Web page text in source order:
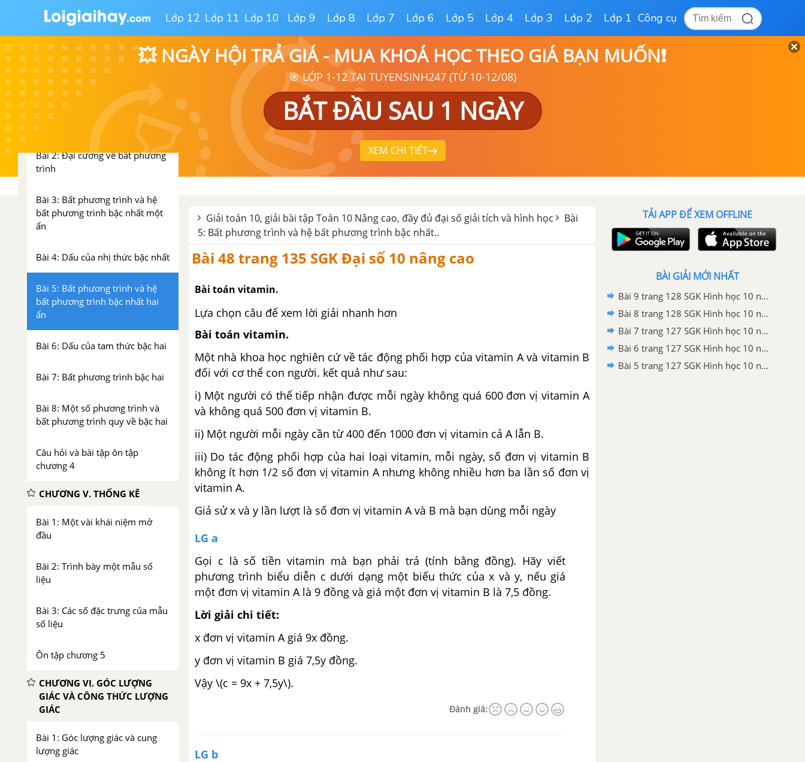
Lớp 12 Lớp 11 Lớp 10 Lớp 9 Lớp 8 Lớp 7 Lớp 6 Lớp 5 Lớp 4 Lớp 3 Lớp 2 Lớp 1 Công cụ
💥 NGÀY HỘI TRẢ GIÁ - MUA KHOÁ HỌC THEO GIÁ BẠN MUỐN❗
🎯 LỚP 1-12 TẠI TUYENSINH247 (TỪ 10-12/08)
BẮT ĐẦU SAU 1 NGÀY
XEM CHI TIẾT
Bài tập ôn tập chương 3
CHƯƠNG IV. BẤT PHƯƠNG
TRÌNH VÀ HỆ BẤT PHƯƠNG
TRÌNH
Bài 1: Bất đẳng thức và chứng
minh bất đẳng thức
Bài 2: Đại cương về bất phương
trình
Bài 3: Bất phương trình và hệ
bất phương trình bậc nhất một
ẩn
Bài 4: Dấu của nhị thức bậc nhất
Bài 5: Bất phương trình và hệ
bất phương trình bậc nhất hai
ẩn
Bài 6: Dấu của tam thức bậc hai
Bài 7: Bất phương trình bậc hai
Bài 8: Một số phương trình và
bất phương trình quy về bậc hai
Câu hỏi và bài tập ôn tập
chương 4
CHƯƠNG V. THỐNG KÊ
Bài 1: Một vài khái niệm mở
đầu
Bài 2: Trình bày một mẫu số
liệu
Bài 3: Các số đặc trưng của mẫu
số liệu
Ôn tập chương 5
CHƯƠNG VI. GÓC LƯỢNG
GIÁC VÀ CÔNG THỨC LƯỢNG
GIÁC
Bài 1: Góc lượng giác và cung
lượng giác
Giải toán 10, giải bài tập Toán 10 Nâng cao, đầy đủ đại số giải tích và hình học
Bài
5: Bất phương trình và hệ bất phương trình bậc nhất..
Bài 48 trang 135 SGK Đại số 10 nâng cao
Bài toán vitamin.
Lựa chọn câu để xem lời giải nhanh hơn
Bài toán vitamin.
Một nhà khoa học nghiên cứ về tác động phối hợp của vitamin A và vitamin B
đối với cơ thể con người. kết quả như sau:
i) Một người có thể tiếp nhận được mỗi ngày không quá 600 đơn vị vitamin A
và không quá 500 đơn vị vitamin B.
ii) Một người mỗi ngày cần từ 400 đến 1000 đơn vị vitamin cả A lẫn B.
iii) Do tác động phối hợp của hai loại vitamin, mỗi ngày, số đơn vị vitamin B
không ít hơn 1/2 số đơn vị vitamin A nhưng không nhiều hơn ba lần số đơn vị
vitamin A.
Giả sử x và y lần lượt là số đơn vị vitamin A và B mà bạn dùng mỗi ngày
LG a
Gọi c là số tiền vitamin mà bạn phải trả (tính bằng đồng). Hãy viết
phương trình biểu diễn c dưới dạng một biểu thức của x và y, nếu giá
một đơn vị vitamin A là 9 đồng và giá một đơn vị vitamin B là 7,5 đồng.
Lời giải chi tiết:
x đơn vị vitamin A giá 9x đồng.
y đơn vị vitamin B giá 7,5y đồng.
Vậy \(c = 9x + 7,5y\).
Đánh giá:
LG b
TẢI APP ĐỂ XEM OFFLINE
BÀI GIẢI MỚI NHẤT
Bài 9 trang 128 SGK Hình học 10 nâng cao
Bài 8 trang 128 SGK Hình học 10 nâng cao
Bài 7 trang 127 SGK Hình học 10 nâng cao
Bài 6 trang 127 SGK Hình học 10 nâng cao
Bài 5 trang 127 SGK Hình học 10 nâng cao